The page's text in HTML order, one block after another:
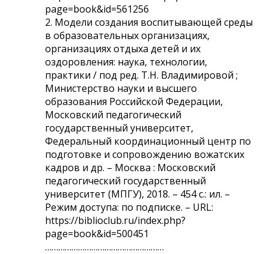
page=book&id=561256
2. Модели создания воспитывающей среды
в образовательных организациях,
организациях отдыха детей и их
оздоровления: наука, технологии,
практики / под ред. Т.Н. Владимировой ;
Министерство науки и высшего
образования Российской Федерации,
Московский педагогический
государственный университет,
Федеральный координационный центр по
подготовке и сопровождению вожатских
кадров и др. – Москва : Московский
педагогический государственный
университет (МПГУ), 2018. – 454 с.: ил. –
Режим доступа: по подписке. – URL:
https://biblioclub.ru/index.php?
page=book&id=500451
………………………………………………